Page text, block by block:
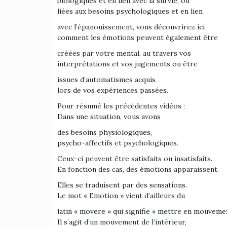
liées aux besoins psychologiques et en lien
avec l’épanouissement, vous découvrirez ici
comment les émotions peuvent également être
créées par votre mental, au travers vos
interprétations et vos jugements ou être
issues d’automatismes acquis
lors de vos expériences passées.
Pour résumé les précédentes vidéos :
Dans une situation, vous avons
des besoins physiologiques,
psycho-affectifs et psychologiques.
Ceux-ci peuvent être satisfaits ou insatisfaits.
En fonction des cas, des émotions apparaissent.
Elles se traduisent par des sensations.
Le mot « Emotion » vient d’ailleurs du
latin « movere » qui signifie « mettre en
Il s’agit d’un mouvement de l’intérieur,